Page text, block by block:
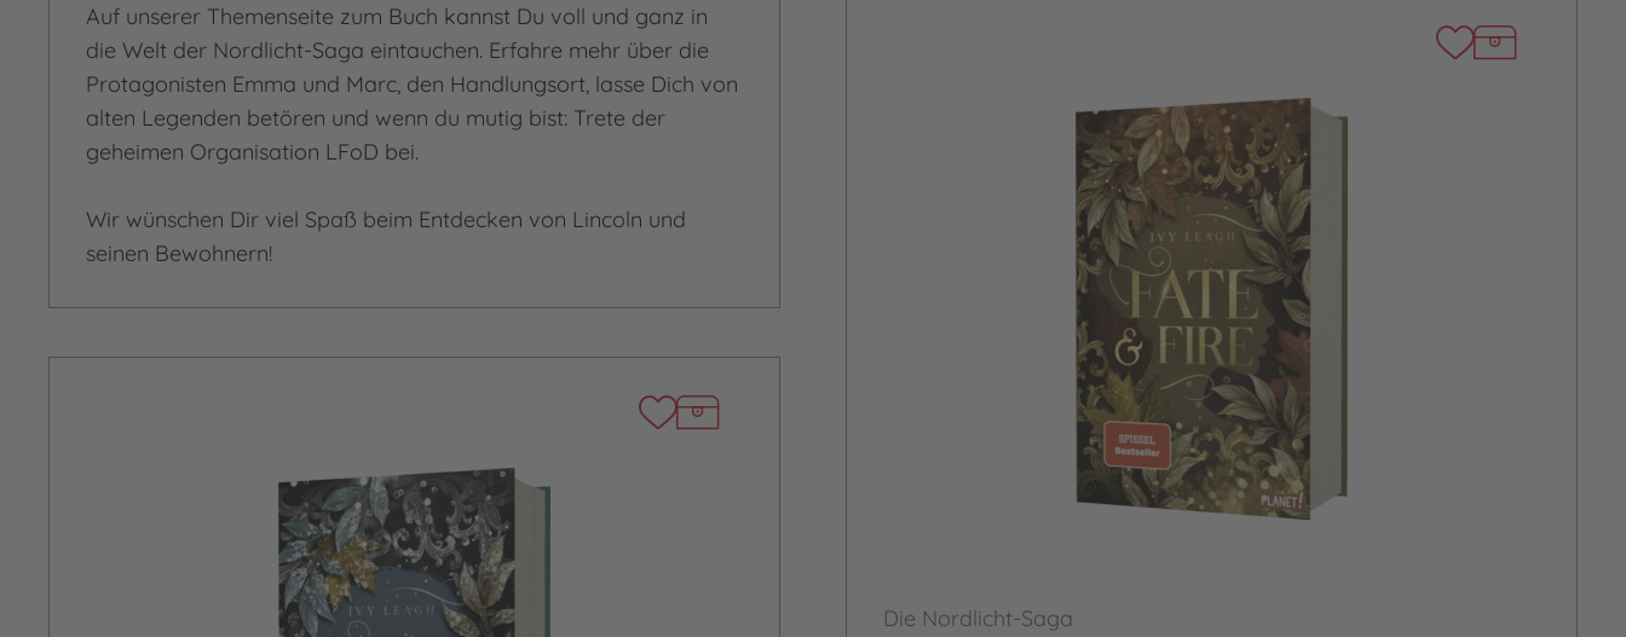
Auf unserer Themenseite zum Buch kannst Du voll und ganz in
die Welt der Nordlicht-Saga eintauchen. Erfahre mehr über die
Protagonisten Emma und Marc, den Handlungsort, lasse Dich von
alten Legenden betören und wenn du mutig bist: Trete der
geheimen Organisation LFoD bei.
Wir wünschen Dir viel Spaß beim Entdecken von Lincoln und
seinen Bewohnern!
Die Nordlicht-Saga